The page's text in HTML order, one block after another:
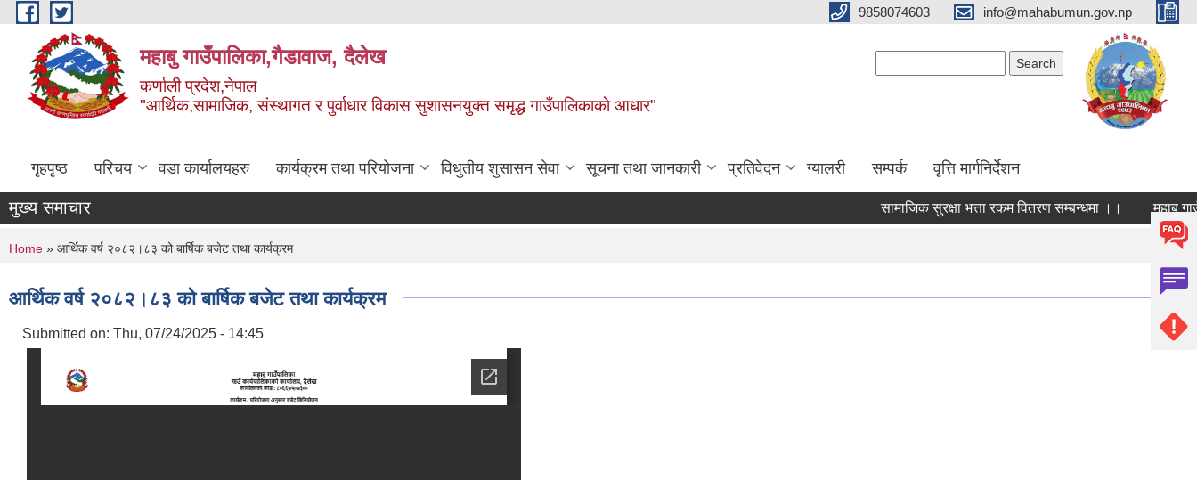
Skip to main content 9858074603 info@mahabumun.gov.np
महाबु गाउँपालिका,गैडावाज, दैलेख
कर्णाली प्रदेश,नेपाल
"आर्थिक,सामाजिक, संस्थागत र पुर्वाधार विकास सुशासनयुक्त समृद्ध गाउँपालिकाकाे आधार"
गृहपृष्ठ परिचय वडा कार्यालयहरु कार्यक्रम तथा परियोजना विधुतीय शुसासन सेवा सूचना तथा जानकारी प्रतिवेदन ग्यालरी सम्पर्क वृत्ति मार्गनिर्देशन
मुख्य समाचार सामाजिक सुरक्षा भत्ता रकम वितरण सम्बन्धमा ।।
You are here
Home » आर्थिक वर्ष २०८२।८३ को बार्षिक बजेट तथा कार्यक्रम
आर्थिक वर्ष २०८२।८३ को बार्षिक बजेट तथा कार्यक्रम
Submitted on: Thu, 07/24/2025 - 14:45